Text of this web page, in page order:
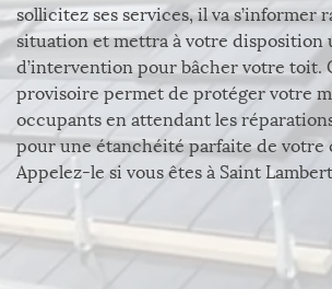
sollicitez ses services, il va s’informer
situation et mettra à votre disposition
d’intervention pour bâcher votre toit.
provisoire permet de protéger votre
occupants en attendant les
pour une étanchéité parfaite de votre
Appelez-le si vous êtes à Saint